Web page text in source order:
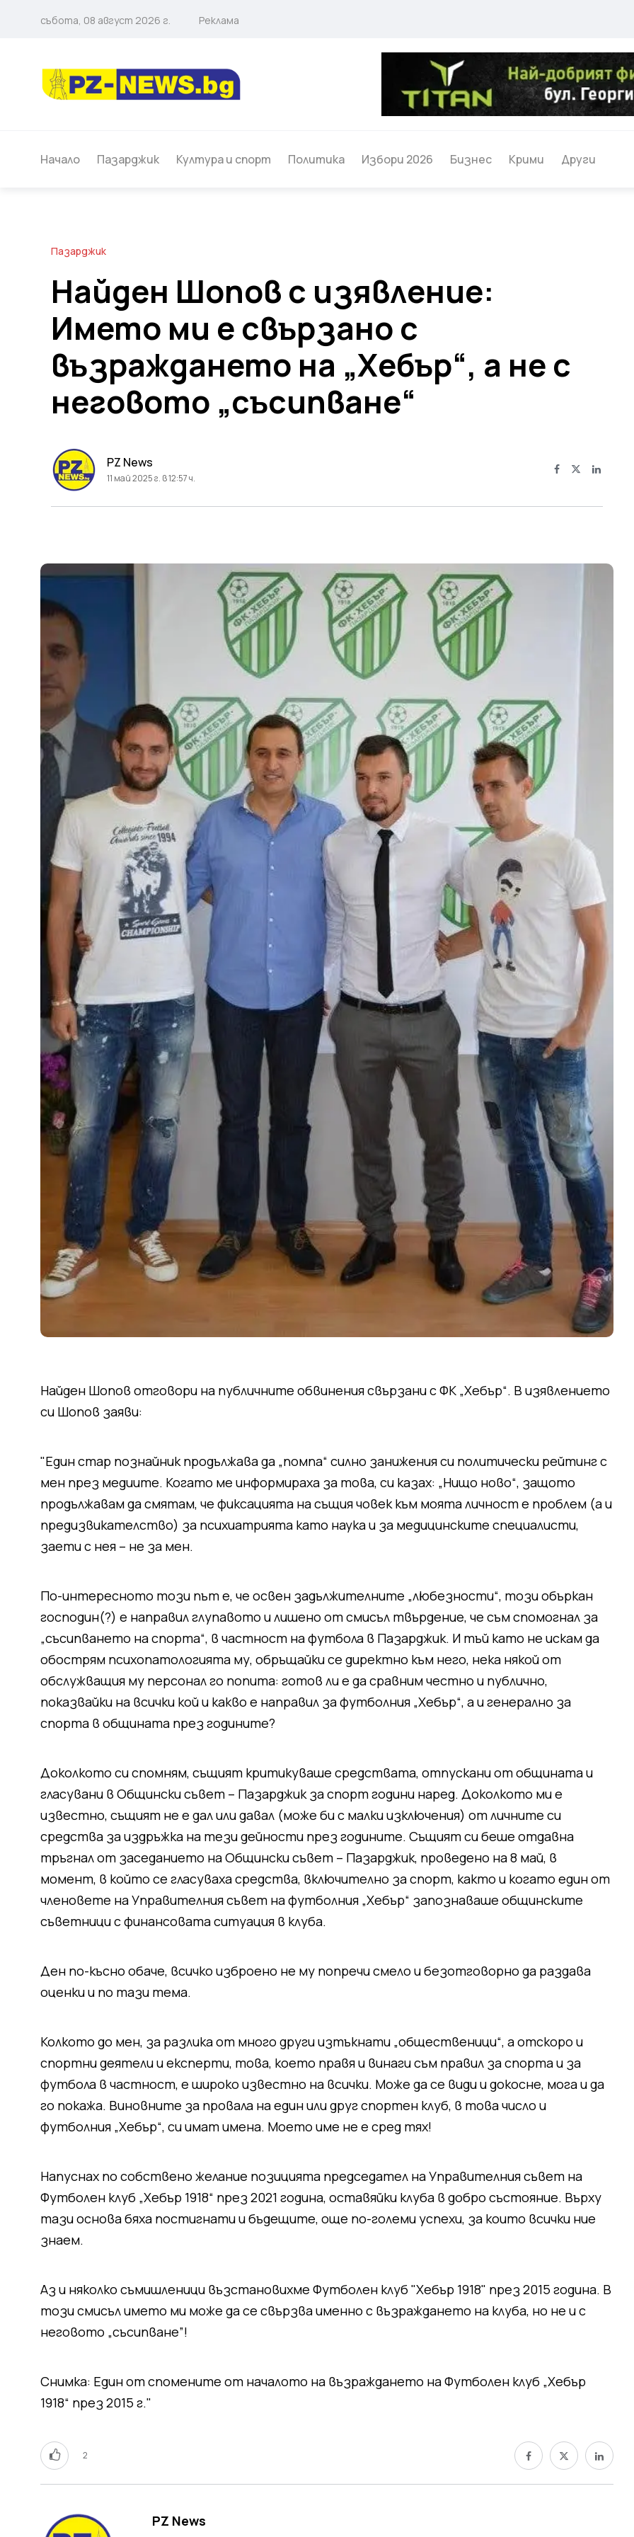
събота, 08 август 2026 г. Реклама
Начало Пазарджик Култура и спорт Политика Избори 2026 Бизнес Крими Други
Пазарджик
Найден Шопов с изявление:
Името ми е свързано с
възраждането на „Хебър“, а не с
неговото „съсипване“
PZ News
11 май 2025 г. в 12:57 ч.
Найден Шопов отговори на публичните обвинения свързани с ФК „Хебър“. В изявлението
си Шопов заяви:
"Един стар познайник продължава да „помпа“ силно занижения си политически рейтинг с
мен през медиите. Когато ме информираха за това, си казах: „Нищо ново“, защото
продължавам да смятам, че фиксацията на същия човек към моята личност е проблем (а и
предизвикателство) за психиатрията като наука и за медицинските специалисти,
заети с нея – не за мен.
По-интересното този път е, че освен задължителните „любезности“, този объркан
господин(?) е направил глупавото и лишено от смисъл твърдение, че съм спомогнал за
„съсипването на спорта“, в частност на футбола в Пазарджик. И тъй като не искам да
обострям психопатологията му, обръщайки се директно към него, нека някой от
обслужващия му персонал го попита: готов ли е да сравним честно и публично,
показвайки на всички кой и какво е направил за футболния „Хебър“, а и генерално за
спорта в общината през годините?
Доколкото си спомням, същият критикуваше средствата, отпускани от общината и
гласувани в Общински съвет – Пазарджик за спорт години наред. Доколкото ми е
известно, същият не е дал или давал (може би с малки изключения) от личните си
средства за издръжка на тези дейности през годините. Същият си беше отдавна
тръгнал от заседанието на Общински съвет – Пазарджик, проведено на 8 май, в
момент, в който се гласуваха средства, включително за спорт, както и когато един от
членовете на Управителния съвет на футболния „Хебър“ запознаваше общинските
съветници с финансовата ситуация в клуба.
Ден по-късно обаче, всичко изброено не му попречи смело и безотговорно да раздава
оценки и по тази тема.
Колкото до мен, за разлика от много други изтъкнати „общественици“, а отскоро и
спортни деятели и експерти, това, което правя и винаги съм правил за спорта и за
футбола в частност, е широко известно на всички. Може да се види и докосне, мога и да
го покажа. Виновните за провала на един или друг спортен клуб, в това число и
футболния „Хебър“, си имат имена. Моето име не е сред тях!
Напуснах по собствено желание позицията председател на Управителния съвет на
Футболен клуб „Хебър 1918“ през 2021 година, оставяйки клуба в добро състояние. Върху
тази основа бяха постигнати и бъдещите, още по-големи успехи, за които всички ние
знаем.
Аз и няколко съмишленици възстановихме Футболен клуб "Хебър 1918" през 2015 година. В
този смисъл името ми може да се свързва именно с възраждането на клуба, но не и с
неговото „съсипване”!
Снимка: Един от спомените от началото на възраждането на Футболен клуб „Хебър
1918“ през 2015 г."
2
PZ News